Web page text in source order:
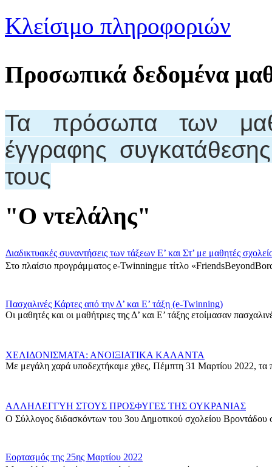
Κλείσιμο πληροφοριών
Προσωπικά δεδομένα
Τα πρόσωπα των
έγγραφης
τους
"Ο ντελάλης"
Διαδικτυακές συναντήσεις των τάξεων Ε’ και Στ’ με μαθητές
Στο πλαίσιο προγράμματος e-Twinningμε τίτλο
Πασχαλινές Κάρτες από την Δ’ και Ε’ τάξη (e-Twinning)
Οι μαθητές και οι μαθήτριες της Δ’ και Ε’ τάξης ετοίμασαν
ΧΕΛΙΔΟΝΙΣΜΑΤΑ: ΑΝΟΙΞΙΑΤΙΚΑ ΚΑΛΑΝΤΑ
Με μεγάλη χαρά υποδεχτήκαμε χθες, Πέμπτη 31 Μαρτίου 2022, τα
ΑΛΛΗΛΕΓΓΥΗ ΣΤΟΥΣ ΠΡΟΣΦΥΓΕΣ ΤΗΣ ΟΥΚΡΑΝΙΑΣ
Ο Σύλλογος διδασκόντων του 3ου Δημοτικού σχολείου
Εορτασμός της 25ης Μαρτίου 2022